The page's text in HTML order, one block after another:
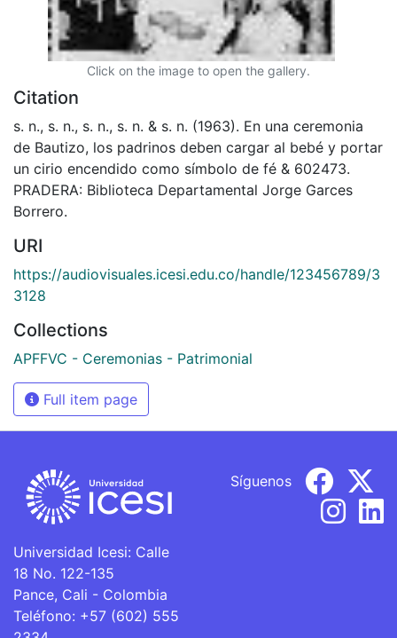
Click on the image to open the gallery.
Citation
s. n., s. n., s. n., s. n. & s. n. (1963). En una ceremonia
de Bautizo, los padrinos deben cargar al bebé y portar
un cirio encendido como símbolo de fé & 602473.
PRADERA: Biblioteca Departamental Jorge Garces
Borrero.
URI
https://audiovisuales.icesi.edu.co/handle/123456789/3
3128
Collections
APFFVC - Ceremonias - Patrimonial
Full item page
Universidad Icesi: Calle
18 No. 122-135
Pance, Cali - Colombia
Teléfono: +57 (602) 555
Síguenos